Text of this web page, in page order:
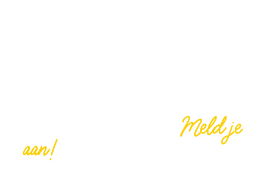
Vrijwilliger worden?Meld je
aan!